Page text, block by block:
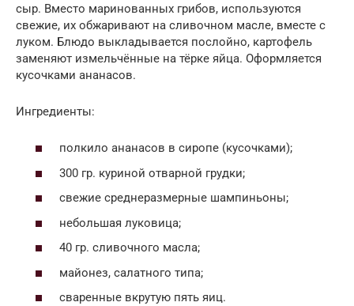
сыр. Вместо маринованных грибов, используются
свежие, их обжаривают на сливочном масле, вместе с
луком. Блюдо выкладывается послойно, картофель
заменяют измельчённые на тёрке яйца. Оформляется
кусочками ананасов.
Ингредиенты:
полкило ананасов в сиропе (кусочками);
300 гр. куриной отварной грудки;
свежие среднеразмерные шампиньоны;
небольшая луковица;
40 гр. сливочного масла;
майонез, салатного типа;
сваренные вкрутую пять яиц.